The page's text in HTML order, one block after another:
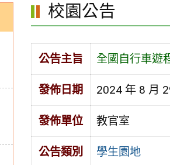
校園公告
公告主旨 全國自行車遊
發佈日期 2024 年 8 月
發佈單位 教官室
公告類別 學生園地